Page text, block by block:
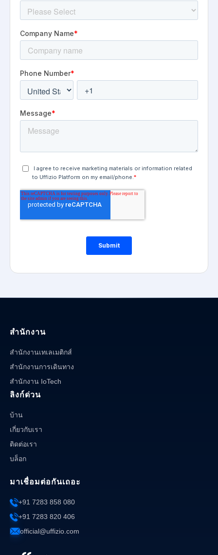
สำนักงาน
สำนักงานเทเลเมติกส์
สำนักงานการเดินทาง
สำนักงาน IoTech
ลิงก์ด่วน
บ้าน
เกี่ยวกับเรา
ติดต่อเรา
บล็อก
มาเชื่อมต่อกันเถอะ
+91 7283 858 080
+91 7283 820 406
official@uffizio.com